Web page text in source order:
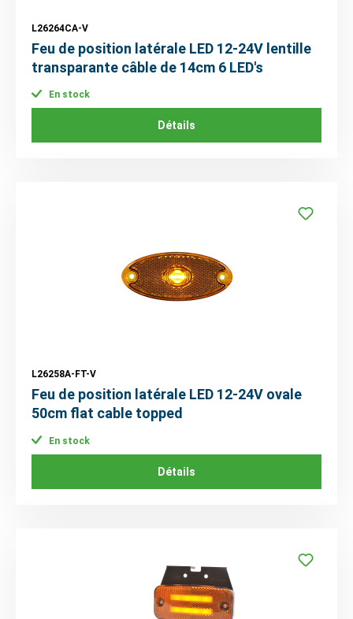
L26264CA-V
Feu de position latérale LED 12-24V lentille
transparante câble de 14cm 6 LED's
En stock
Détails
L26258A-FT-V
Feu de position latérale LED 12-24V ovale
50cm flat cable topped
En stock
Détails